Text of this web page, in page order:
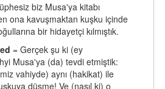
biz Musa'ya kitabı
ona kavuşmaktan kuşku içinde
bir hidayetçi kılmıştık.
= Gerçek şu ki (ey
Musa'ya (da) tevdi etmiştik:
vahiyde) aynı (hakikat) ile
düşme! Ve (nasıl ki) o